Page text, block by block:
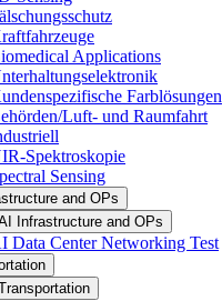
Applications
Farblösungen
Luft- und Raumfahrt
Spektroskopie
Sensing
and OPs
Infrastructure and OPs
Data Center Networking Test